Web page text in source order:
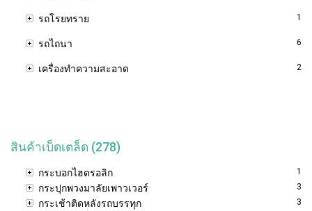
รถโรยทราย 1
รถไถนา 6
เครื่องทำความสะอาด 2
สินค้าเบ็ดเตล็ด (278)
กระบอกไฮดรอลิก 1
กระปุกพวงมาลัยเพาวเวอร์ 3
กระเช้าติดหลังรถบรรทุก 3